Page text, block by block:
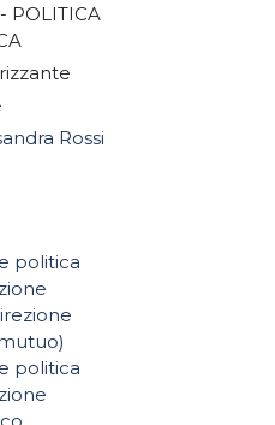
POLITICA
Rossi
politica
politica